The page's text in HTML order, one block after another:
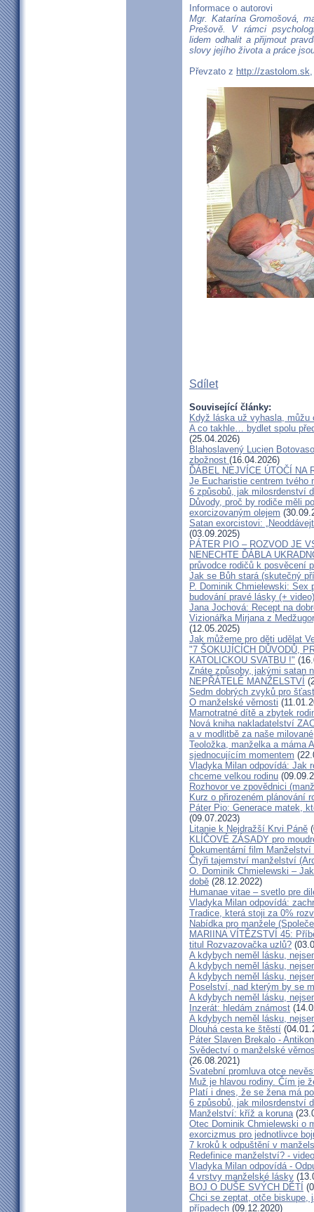
Informace o autorovi
Mgr. Katarína Gromošová,
Prešově. V rámci
lidem odhalit a přijmout
slovy jejího života a práce
Převzato z http://zastolom.sk
Sdílet
Související články:
Když láska už vyhasla, můžu
A co takhle… bydlet spolu
(25.04.2026)
Blahoslavený Lucien
zbožnost (16.04.2026)
ĎÁBEL NEJVÍCE ÚTOČÍ NA
Je Eucharistie centrem tvého
6 způsobů, jak milosrdenství
Důvody, proč by rodiče měli
exorcizovaným olejem
Satan exorcistovi:
(03.09.2025)
PÁTER PIO – ROZVOD JE
NENECHTE ĎÁBLA
průvodce rodičů k posvěcení
Jak se Bůh stará (skutečný
P. Dominik Chmielewski:
budování pravé lásky (+ video)
Jana Jochová: Recept na
Vizionářka Mirjana z
(12.05.2025)
Jak můžeme pro děti udělat
"7 ŠOKUJÍCÍCH DŮVODŮ,
KATOLICKOU SVATBU !"
Znáte způsoby, jakými satan
NEPŘÁTELÉ MANŽELSTVÍ
Sedm dobrých zvyků pro
O manželské věrnosti
Marnotratné dítě a zbytek
Nová kniha nakladatelství
a v modlitbě za naše
Teoložka, manželka a máma
sjednocujícím momentem
Vladyka Milan odpovídá: Jak
chceme velkou rodinu
Rozhovor ve zpovědnici
Kurz o přirozeném plánování
Páter Pio: Generace matek,
(09.07.2023)
Litanie k Nejdražší Krvi Páně
KLÍČOVÉ ZÁSADY pro
Dokumentární film
Čtyři tajemství manželství
O. Dominik Chmielewski –
době (28.12.2022)
Humanae vitae – svetlo pre
Vladyka Milan odpovídá:
Tradice, která stoji za 0%
Nabídka pro manžele
MARIINA VÍTĚZSTVÍ 45:
titul Rozvazovačka uzlů?
A kdybych neměl lásku,
A kdybych neměl lásku,
A kdybych neměl lásku,
Poselství, nad kterým by se
A kdybych neměl lásku,
Inzerát: hledám známost
A kdybych neměl lásku,
Dlouhá cesta ke štěstí
Páter Slaven Brekalo -
Svědectví o manželské
(26.08.2021)
Svatební promluva otce
Muž je hlavou rodiny. Čím je
Platí i dnes, že se žena má
6 způsobů, jak milosrdenství
Manželství: kříž a koruna
Otec Dominik Chmielewski o
exorcizmus pro jednotlivce
7 kroků k odpuštění v
Redefinice manželství? - video
Vladyka Milan odpovídá -
4 vrstvy manželské lásky
BOJ O DUŠE SVÝCH DĚTÍ
Chci se zeptat, otče biskupe,
případech (09.12.2020)